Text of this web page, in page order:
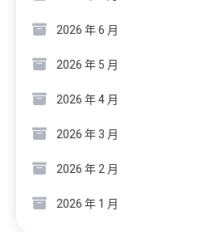
2026 年 6 月
2026 年 5 月
2026 年 4 月
2026 年 3 月
2026 年 2 月
2026 年 1 月